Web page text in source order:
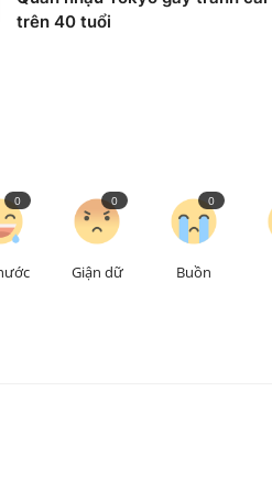
trên 40 tuổi
0
Giận dữ
0
Buồn
0